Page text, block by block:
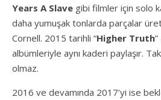
Years A Slave gibi filmler için solo
daha yumuşak tonlarda parçalar
Cornell. 2015 tarihli “Higher Truth
albümleriyle aynı kaderi paylaşır.
olmaz.
2016 ve devamında 2017’yi ise